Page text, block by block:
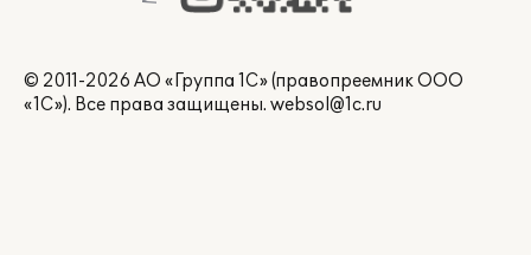
© 2011-2026 АО «Группа 1С» (правопреемник ООО
«1С»). Все права защищены. websol@1c.ru